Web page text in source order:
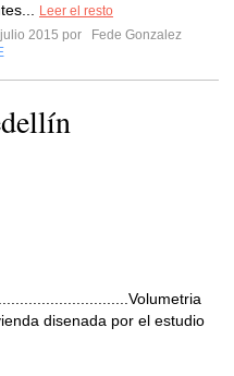
Leer el resto
2015 por
Fede Gonzalez
disenada por el estudio